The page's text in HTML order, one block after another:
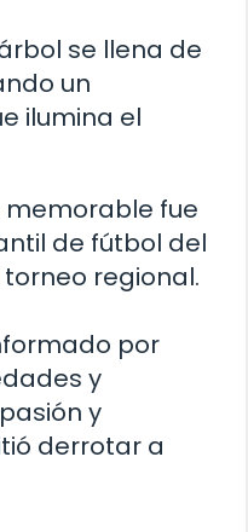
se llena de
un
ilumina el
fue
de fútbol del
regional.
por
y
y
derrotar a